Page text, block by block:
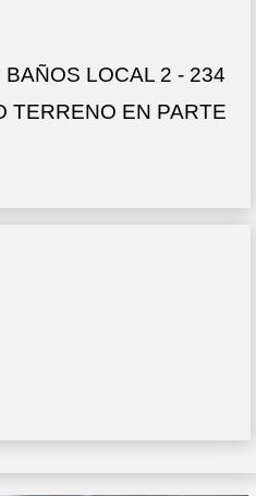
LOCAL 2 - 234
TERRENO EN PARTE